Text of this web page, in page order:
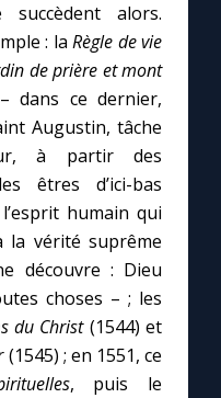
succèdent alors.
: laRègle de vie
de prière et mont
dans ce dernier,
Augustin, tâche
à partir des
êtres d’ici-bas
humain qui
la vérité suprême
découvre : Dieu
choses – ; les
du Christ (1544) et
(1545) ; en 1551, ce
, puis le